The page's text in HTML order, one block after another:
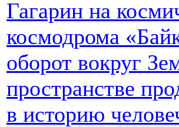
Гагарин на
космодрома
оборот вокруг
пространстве
в историю